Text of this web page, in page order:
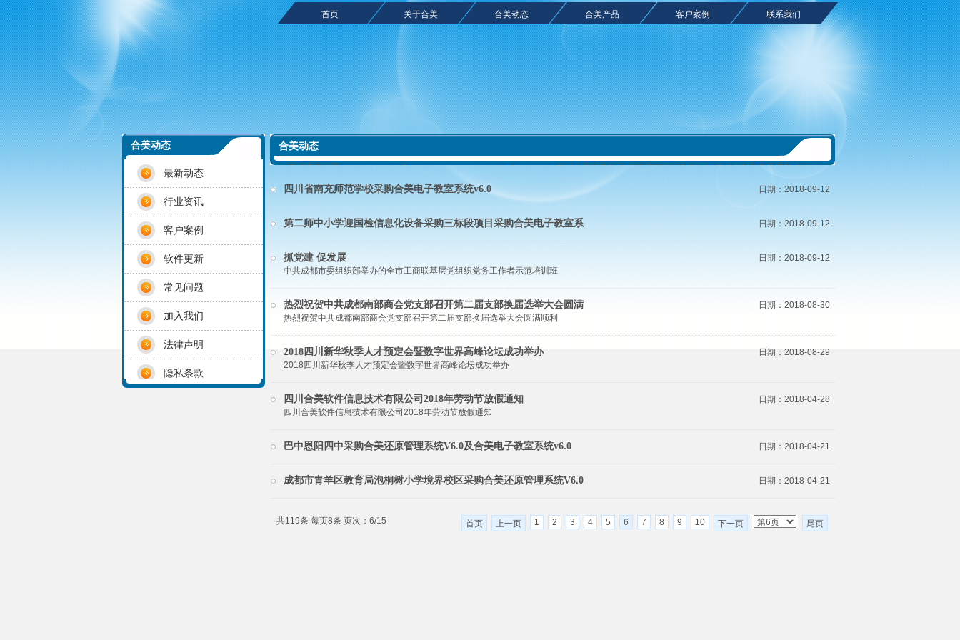
联系我们
客户案例
合美产品
合美动态
关于合美
首页
四川省南充师范学校采购合美电子教室系统v6.0 日期：2018-09-12
第二师中小学迎国检信息化设备采购三标段项目采购合美电子教室系 日期：2018-09-12
抓党建 促发展
日期：2018-09-12
中共成都市委组织部举办的全市工商联基层党组织党务工作者示范培训班
热烈祝贺中共成都南部商会党支部召开第二届支部换届选举大会圆满
日期：2018-08-30
热烈祝贺中共成都南部商会党支部召开第二届支部换届选举大会圆满顺利
2018四川新华秋季人才预定会暨数字世界高峰论坛成功举办
日期：2018-08-29
2018四川新华秋季人才预定会暨数字世界高峰论坛成功举办
四川合美软件信息技术有限公司2018年劳动节放假通知
日期：2018-04-28
四川合美软件信息技术有限公司2018年劳动节放假通知
巴中恩阳四中采购合美还原管理系统V6.0及合美电子教室系统v6.0 日期：2018-04-21
成都市青羊区教育局泡桐树小学境界校区采购合美还原管理系统V6.0 日期：2018-04-21
共119条 每页8条 页次：6/15 首页 上一页 1 2 3 4 5 6 7 8 9 10 下一页 尾页
合美动态
最新动态
行业资讯
客户案例
软件更新
常见问题
加入我们
法律声明
隐私条款
合美动态
您现在的位置：www.hemeisoftware.com.cn www.hemeisoftware.com 四川合美软件公司 值得您信赖的合作伙伴 四川省创客教育装备 创客教室
电子教室 云教室 未来智慧课堂 数字语音室 还原管理 合美电子教室 电子教室软件 多媒体电子教室软件 网络教室系统 国内优秀电子教学软件 电子
教室优秀品牌 成都 四川合美软件信息技术有限公司荣誉出品 hemesoftware 合美软件
合美动态 最新动态